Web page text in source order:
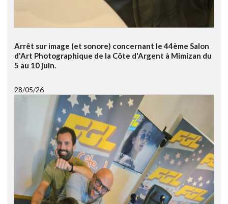
Arrêt sur image (et sonore) concernant le 44ème Salon
d'Art Photographique de la Côte d'Argent à Mimizan du
5 au 10 juin.
28/05/26